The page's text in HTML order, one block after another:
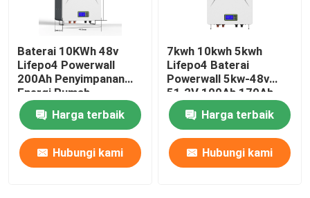
Baterai 10KWh 48v
Lifepo4 Powerwall
200Ah Penyimpanan
Energi Rumah
Harga terbaik
Hubungi kami
7kwh 10kwh 5kwh
Lifepo4 Baterai
Powerwall 5kw-48v
51.2V 100Ah 170Ah
230Ah 200Ah
Harga terbaik
Hubungi kami